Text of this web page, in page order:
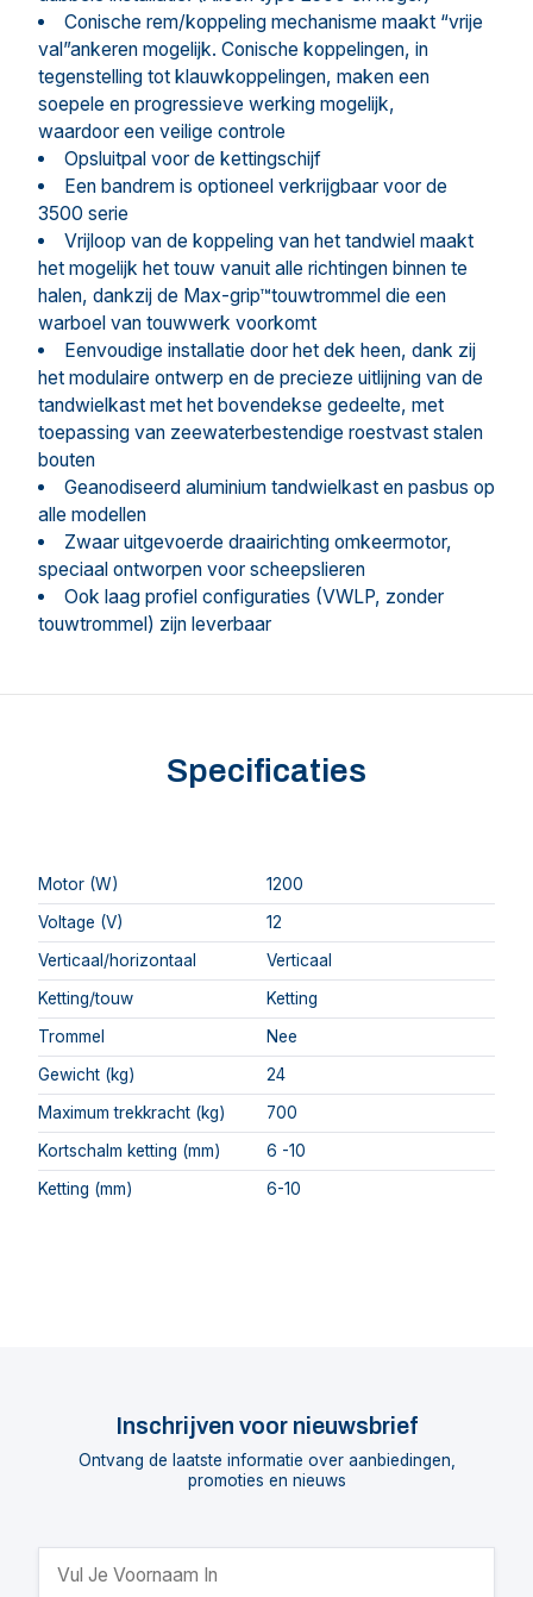
Conische rem/koppeling mechanisme maakt “vrije
val”ankeren mogelijk. Conische koppelingen, in
tegenstelling tot klauwkoppelingen, maken een
soepele en progressieve werking mogelijk,
waardoor een veilige controle
Opsluitpal voor de kettingschijf
Een bandrem is optioneel verkrijgbaar voor de
3500 serie
Vrijloop van de koppeling van het tandwiel maakt
het mogelijk het touw vanuit alle richtingen binnen te
halen, dankzij de Max-grip™touwtrommel die een
warboel van touwwerk voorkomt
Eenvoudige installatie door het dek heen, dank zij
het modulaire ontwerp en de precieze uitlijning van de
tandwielkast met het bovendekse gedeelte, met
toepassing van zeewaterbestendige roestvast stalen
bouten
Geanodiseerd aluminium tandwielkast en pasbus op
alle modellen
Zwaar uitgevoerde draairichting omkeermotor,
speciaal ontworpen voor scheepslieren
Ook laag profiel configuraties (VWLP, zonder
touwtrommel) zijn leverbaar
Specificaties
Motor (W)
1200
Voltage (V)
12
Verticaal/horizontaal
Verticaal
Ketting/touw
Ketting
Trommel
Nee
Gewicht (kg)
24
Maximum trekkracht (kg)
700
Kortschalm ketting (mm)
6 -10
Ketting (mm)
6-10
Inschrijven voor nieuwsbrief
Ontvang de laatste informatie over aanbiedingen,
promoties en nieuws